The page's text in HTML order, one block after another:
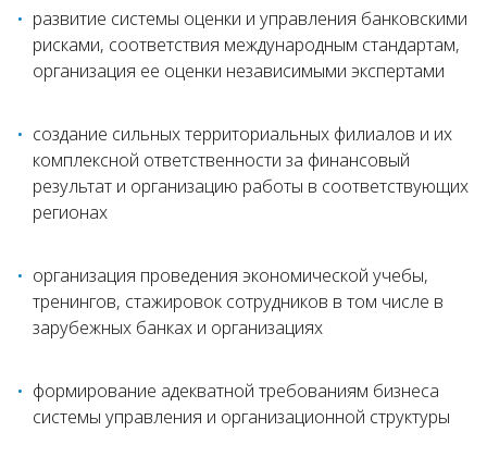
развитие системы оценки и управления банковскими
рисками, соответствия международным стандартам,
организация ее оценки независимыми экспертами
создание сильных территориальных филиалов и их
комплексной ответственности за финансовый
результат и организацию работы в со­ответствующих
регионах
организация проведения экономической учебы,
тренингов, стажировок сотрудников в том числе в
зарубежных банках и организациях
формирование адекватной требо­ваниям бизнеса
системы управления и организационной структуры